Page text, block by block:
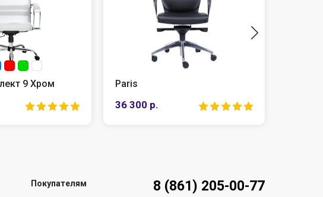
9 Хром Paris
36 300 р.
Покупателям 8 (861) 205-00-77